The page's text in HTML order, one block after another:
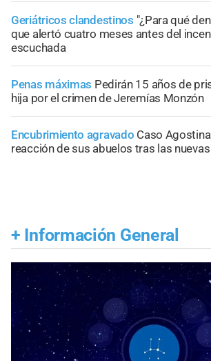
Geriátricos clandestinos "¿Para qué
que alertó cuatro meses antes del
escuchada
Penas máximas Pedirán 15 años de
hija por el crimen de Jeremías Monzón
Encubrimiento agravado Caso
reacción de sus abuelos tras las
+ Información General